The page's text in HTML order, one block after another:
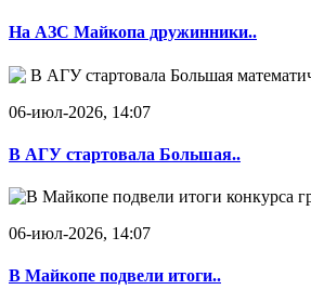
На АЗС Майкопа дружинники..
06-июл-2026, 14:07
В АГУ стартовала Большая..
06-июл-2026, 14:07
В Майкопе подвели итоги..